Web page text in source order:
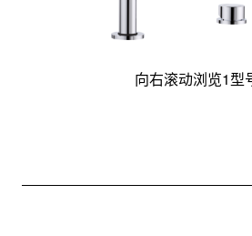
向右滚动浏览1型